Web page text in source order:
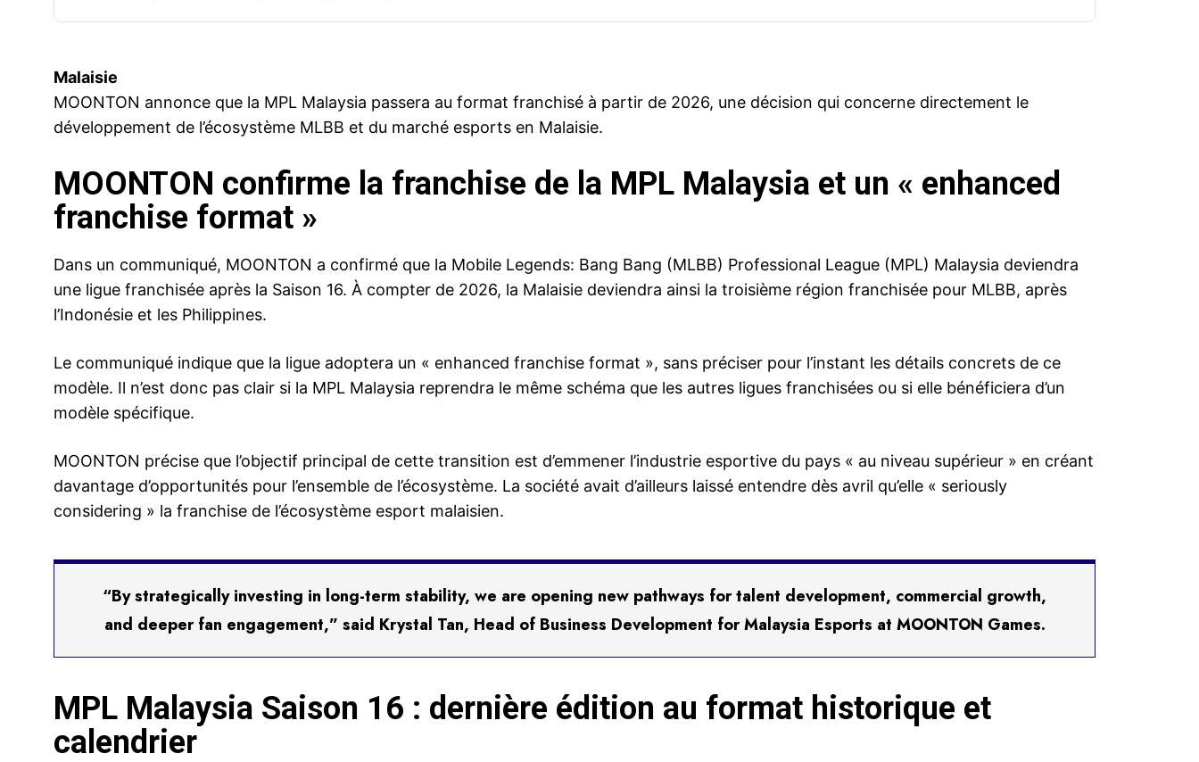
Malaisie
MOONTON annonce que la MPL Malaysia passera au format franchisé à partir de 2026, une décision qui concerne directement le
développement de l’écosystème MLBB et du marché esports en Malaisie.
MOONTON confirme la franchise de la MPL Malaysia et un « enhanced
franchise format »
Dans un communiqué, MOONTON a confirmé que la Mobile Legends: Bang Bang (MLBB) Professional League (MPL) Malaysia deviendra
une ligue franchisée après la Saison 16. À compter de 2026, la Malaisie deviendra ainsi la troisième région franchisée pour MLBB, après
l’Indonésie et les Philippines.
Le communiqué indique que la ligue adoptera un « enhanced franchise format », sans préciser pour l’instant les détails concrets de ce
modèle. Il n’est donc pas clair si la MPL Malaysia reprendra le même schéma que les autres ligues franchisées ou si elle bénéficiera d’un
modèle spécifique.
MOONTON précise que l’objectif principal de cette transition est d’emmener l’industrie esportive du pays « au niveau supérieur » en créant
davantage d’opportunités pour l’ensemble de l’écosystème. La société avait d’ailleurs laissé entendre dès avril qu’elle « seriously
considering » la franchise de l’écosystème esport malaisien.
“By strategically investing in long-term stability, we are opening new pathways for talent development, commercial growth,
and deeper fan engagement,” said Krystal Tan, Head of Business Development for Malaysia Esports at MOONTON Games.
MPL Malaysia Saison 16 : dernière édition au format historique et
calendrier